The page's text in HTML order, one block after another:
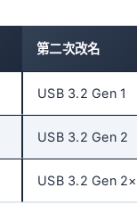
第二次改名
USB 3.2 Gen 1
USB 3.2 Gen 2
USB 3.2 Gen